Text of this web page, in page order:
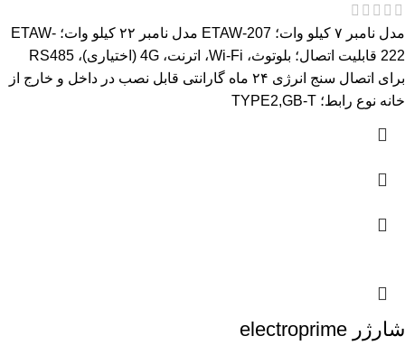
مدل نامبر ۷ کیلو وات؛ ETAW-207 مدل نامبر ۲۲ کیلو وات؛ ETAW-
222 قابلیت اتصال؛ بلوتوث، Wi-Fi، اترنت، 4G (اختیاری)، RS485
برای اتصال سنج انرژی ۲۴ ماه گارانتی قابل نصب در داخل و خارج از
خانه نوع رابط؛ TYPE2,GB-T
شارژر electroprime